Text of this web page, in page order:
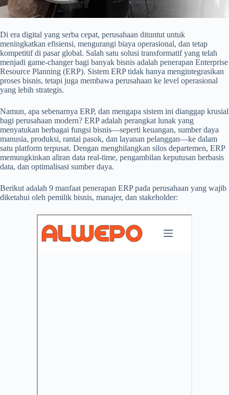
Di era digital yang serba cepat, perusahaan dituntut untuk
meningkatkan efisiensi, mengurangi biaya operasional, dan tetap
kompetitif di pasar global. Salah satu solusi transformatif yang telah
menjadi game-changer bagi banyak bisnis adalah penerapan Enterprise
Resource Planning (ERP). Sistem ERP tidak hanya mengintegrasikan
proses bisnis, tetapi juga membawa perusahaan ke level operasional
yang lebih strategis.
Namun, apa sebenarnya ERP, dan mengapa sistem ini dianggap krusial
bagi perusahaan modern? ERP adalah perangkat lunak yang
menyatukan berbagai fungsi bisnis—seperti keuangan, sumber daya
manusia, produksi, rantai pasok, dan layanan pelanggan—ke dalam
satu platform terpusat. Dengan menghilangkan silos departemen, ERP
memungkinkan aliran data real-time, pengambilan keputusan berbasis
data, dan optimalisasi sumber daya.
Berikut adalah 9 manfaat penerapan ERP pada perusahaan yang wajib
diketahui oleh pemilik bisnis, manajer, dan stakeholder: